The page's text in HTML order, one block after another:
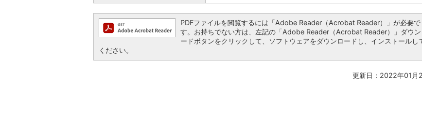
PDFファイルを閲覧するには「Adobe Reader（Acrobat Reader）」が必要で
す。お持ちでない方は、左記の「Adobe Reader（Acrobat Reader）」ダウン
ードボタンをクリックして、ソフトウェアをダウンロードし、インストールし
ください。
更新日：2022年01月